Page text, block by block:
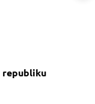
republiku